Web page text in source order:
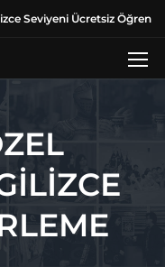
Seviyeni Ücretsiz Öğren